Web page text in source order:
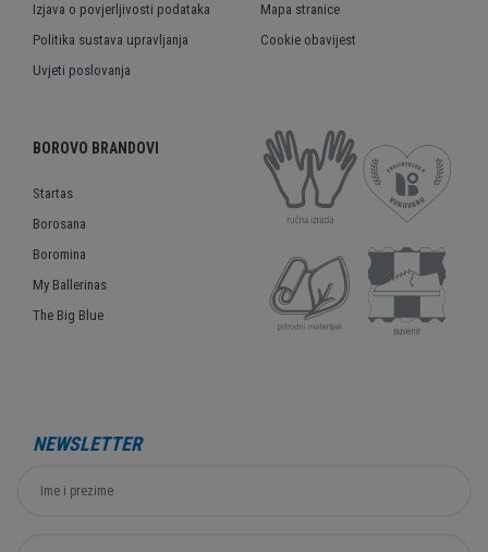
Izjava o povjerljivosti podataka
Politika sustava upravljanja
Uvjeti poslovanja
Mapa stranice
Cookie obavijest
BOROVO BRANDOVI
Startas
Borosana
Boromina
My Ballerinas
The Big Blue
NEWSLETTER